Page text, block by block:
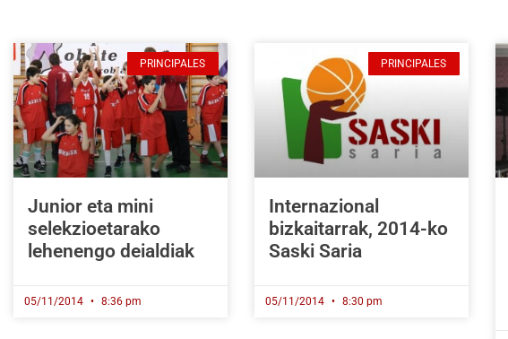
PRINCIPALES
Junior eta mini
selekzioetarako
lehenengo deialdiak
05/11/2014 8:36 pm
PRINCIPALES
Internazional
bizkaitarrak, 2014-ko
Saski Saria
05/11/2014 8:30 pm